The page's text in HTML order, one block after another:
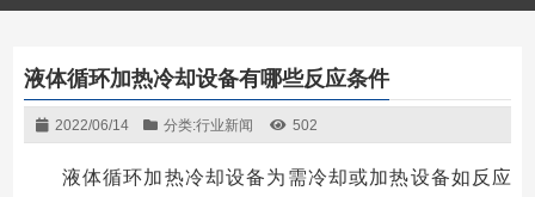
液体循环加热冷却设备有哪些反应条件
2022/06/14 分类:行业新闻 502
液体循环加热冷却设备为需冷却或加热设备如反应